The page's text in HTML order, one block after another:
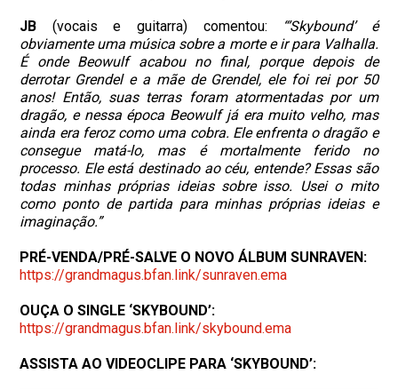
JB (vocais e guitarra) comentou:
“’Skybound’ é
obviamente uma música sobre a morte e ir para Valhalla.
É onde Beowulf acabou no final, porque depois de
derrotar Grendel e a mãe de Grendel, ele foi rei por 50
anos! Então, suas terras foram atormentadas por um
dragão, e nessa época Beowulf já era muito velho, mas
ainda era feroz como uma cobra. Ele enfrenta o dragão e
consegue matá-lo, mas é mortalmente ferido no
processo. Ele está destinado ao céu, entende? Essas são
todas minhas próprias ideias sobre isso. Usei o mito
como ponto de partida para minhas próprias ideias e
imaginação.”
PRÉ-VENDA/PRÉ-SALVE O NOVO ÁLBUM SUNRAVEN:
https://grandmagus.bfan.link/sunraven.ema
OUÇA O SINGLE ‘SKYBOUND’:
https://grandmagus.bfan.link/skybound.ema
ASSISTA AO VIDEOCLIPE PARA ‘SKYBOUND’: